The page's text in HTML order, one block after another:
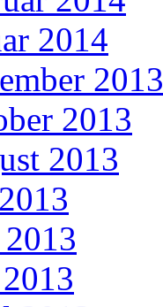
2014
2013
2013
2013